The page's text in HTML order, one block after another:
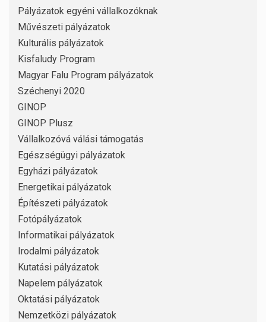
Pályázatok egyéni vállalkozóknak
Művészeti pályázatok
Kulturális pályázatok
Kisfaludy Program
Magyar Falu Program pályázatok
Széchenyi 2020
GINOP
GINOP Plusz
Vállalkozóvá válási támogatás
Egészségügyi pályázatok
Egyházi pályázatok
Energetikai pályázatok
Építészeti pályázatok
Fotópályázatok
Informatikai pályázatok
Irodalmi pályázatok
Kutatási pályázatok
Napelem pályázatok
Oktatási pályázatok
Nemzetközi pályázatok